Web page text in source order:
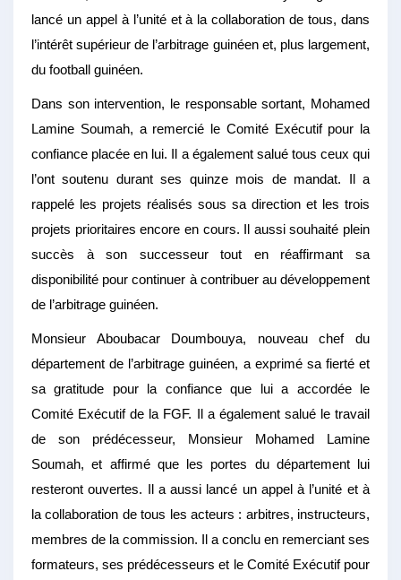
lancé un appel à l’unité et à la collaboration de tous, dans
l’intérêt supérieur de l’arbitrage guinéen et, plus largement,
du football guinéen.
Dans son intervention, le responsable sortant, Mohamed
Lamine Soumah, a remercié le Comité Exécutif pour la
confiance placée en lui. Il a également salué tous ceux qui
l’ont soutenu durant ses quinze mois de mandat. Il a
rappelé les projets réalisés sous sa direction et les trois
projets prioritaires encore en cours. Il aussi souhaité plein
succès à son successeur tout en réaffirmant sa
disponibilité pour continuer à contribuer au développement
de l’arbitrage guinéen.
Monsieur Aboubacar Doumbouya, nouveau chef du
département de l’arbitrage guinéen, a exprimé sa fierté et
sa gratitude pour la confiance que lui a accordée le
Comité Exécutif de la FGF. Il a également salué le travail
de son prédécesseur, Monsieur Mohamed Lamine
Soumah, et affirmé que les portes du département lui
resteront ouvertes. Il a aussi lancé un appel à l’unité et à
la collaboration de tous les acteurs : arbitres, instructeurs,
membres de la commission. Il a conclu en remerciant ses
formateurs, ses prédécesseurs et le Comité Exécutif pour